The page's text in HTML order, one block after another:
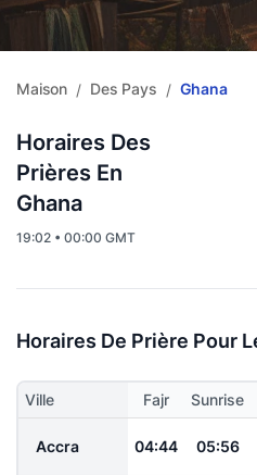
Maison / Des Pays / Ghana
Horaires Des
Prières En
Ghana
19:02 • 00:00 GMT
Horaires De Prière Pour
Ville Fajr Sunrise
Accra 04:44 05:56